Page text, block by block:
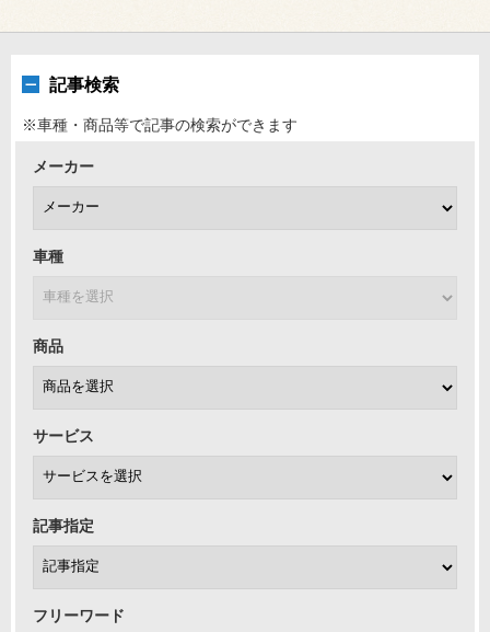
記事検索
※車種・商品等で記事の検索ができます
メーカー
車種
商品
サービス
記事指定
フリーワード